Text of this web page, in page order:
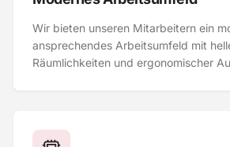
Wir bieten unseren Mitarbeitern ein
ansprechendes Arbeitsumfeld mit
Räumlichkeiten und ergonomischer